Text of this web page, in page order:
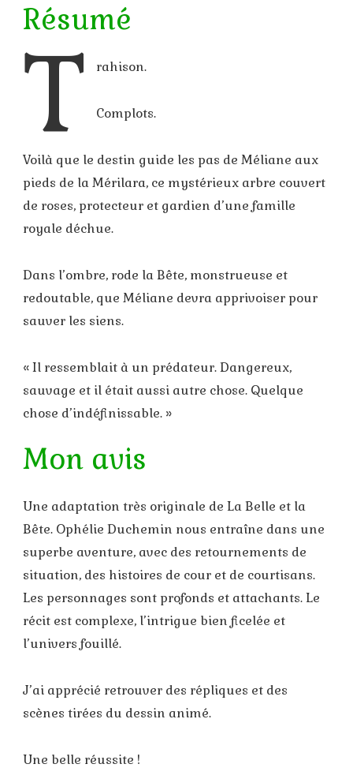
Résumé
T rahison.
Complots.
Voilà que le destin guide les pas de Méliane aux
pieds de la Mérilara, ce mystérieux arbre couvert
de roses, protecteur et gardien d’une famille
royale déchue.
Dans l’ombre, rode la Bête, monstrueuse et
redoutable, que Méliane devra apprivoiser pour
sauver les siens.
« Il ressemblait à un prédateur. Dangereux,
sauvage et il était aussi autre chose. Quelque
chose d’indéfinissable. »
Mon avis
Une adaptation très originale de La Belle et la
Bête. Ophélie Duchemin nous entraîne dans une
superbe aventure, avec des retournements de
situation, des histoires de cour et de courtisans.
Les personnages sont profonds et attachants. Le
récit est complexe, l’intrigue bien ficelée et
l’univers fouillé.
J’ai apprécié retrouver des répliques et des
scènes tirées du dessin animé.
Une belle réussite !